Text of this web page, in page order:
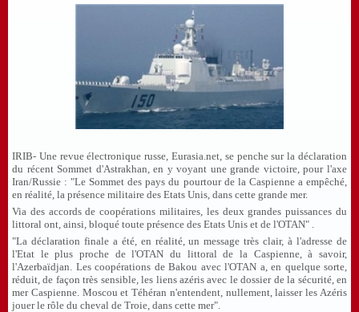
IRIB- Une revue électronique russe, Eurasia.net, se penche sur la déclaration
du récent Sommet d'Astrakhan, en y voyant une grande victoire, pour l'axe
Iran/Russie : "Le Sommet des pays du pourtour de la Caspienne a empêché,
en réalité, la présence militaire des Etats Unis, dans cette grande mer.
Via des accords de coopérations militaires, les deux grandes puissances du
littoral ont, ainsi, bloqué toute présence des Etats Unis et de l'OTAN" .
"La déclaration finale a été, en réalité, un message très clair, à l'adresse de
l'Etat le plus proche de l'OTAN du littoral de la Caspienne, à savoir,
l'Azerbaïdjan. Les coopérations de Bakou avec l'OTAN a, en quelque sorte,
réduit, de façon très sensible, les liens azéris avec le dossier de la sécurité, en
mer Caspienne. Moscou et Téhéran n'entendent, nullement, laisser les Azéris
jouer le rôle du cheval de Troie, dans cette mer".